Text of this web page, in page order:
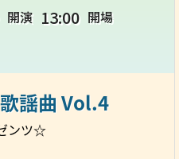
開演 13:00 開場
謡曲 Vol.4
ンツ☆